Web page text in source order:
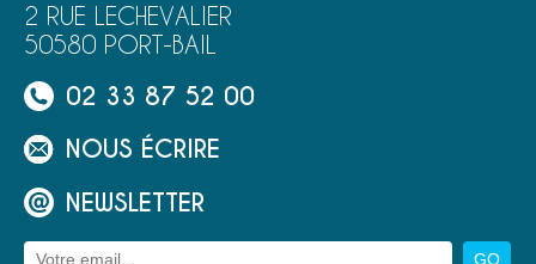
2 RUE LECHEVALIER
50580 PORT-BAIL
02 33 87 52 00
NOUS ÉCRIRE
NEWSLETTER